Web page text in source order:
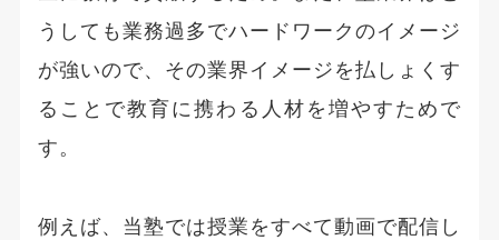
うしても業務過多でハードワークのイメージ
が強いので、その業界イメージを払しょくす
ることで教育に携わる人材を増やすためで
す。
例えば、当塾では授業をすべて動画で配信し